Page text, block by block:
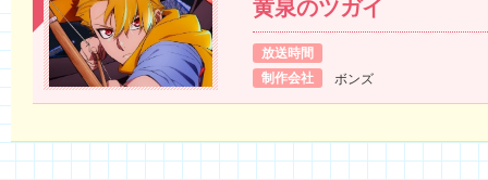
黄泉のツガイ
放送時間
制作会社
ボンズ